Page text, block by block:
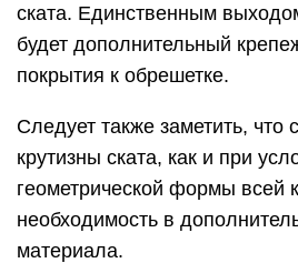
ската. Единственным
будет дополнительный
покрытия к обрешетке.
Следует также заметить, что
крутизны ската, как и при
геометрической формы всей
необходимость в
материала.